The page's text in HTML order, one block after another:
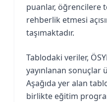
puanlar, öğrencilere
rehberlik etmesi
taşımaktadır.
Tablodaki veriler,
yayınlanan sonuçlar
Aşağıda yer alan
birlikte eğitim